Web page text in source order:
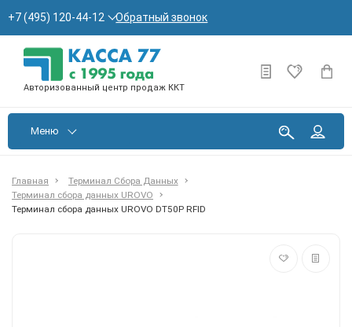
+7 (495) 120-44-12 Обратный звонок
Авторизованный центр продаж ККТ
Меню
Главная
Терминал Сбора Данных
Терминал сбора данных UROVO
Терминал сбора данных UROVO DT50P RFID